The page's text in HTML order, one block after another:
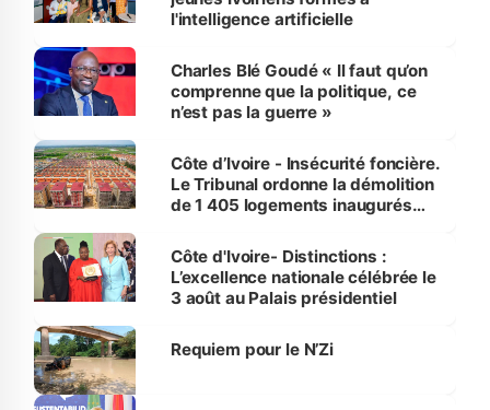
l'intelligence artificielle
Charles Blé Goudé « Il faut qu’on
comprenne que la politique, ce
n’est pas la guerre »
Côte d’Ivoire - Insécurité foncière.
Le Tribunal ordonne la démolition
de 1 405 logements inaugurés
Bassam
Côte d'Ivoire- Distinctions :
L’excellence nationale célébrée le
3 août au Palais présidentiel
Requiem pour le N’Zi